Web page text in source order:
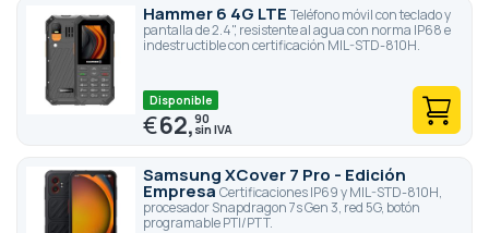
Hammer 6 4G LTE Teléfono móvil con teclado y
pantalla de 2.4", resistente al agua con norma IP68 e
indestructible con certificación MIL-STD-810H.
Disponible
€62,90
Samsung XCover 7 Pro - Edición
EmpresaCertificaciones IP69 y MIL-STD-810H,
procesador Snapdragon 7s Gen 3, red 5G, botón
programable PTI/PTT.